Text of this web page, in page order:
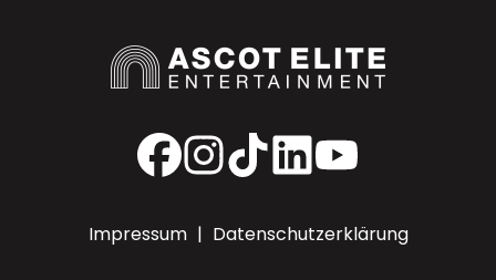
Facebook
InstagramCustom URL
LinkedInYouTube
Impressum | Datenschutzerklärung